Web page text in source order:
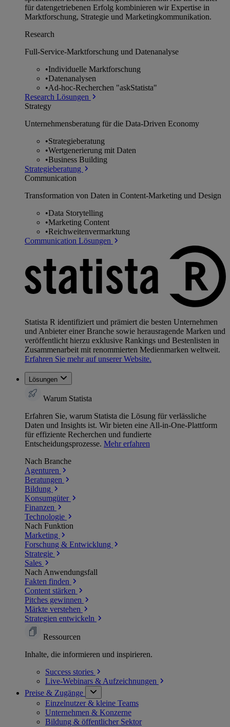
für datengetriebenen Erfolg kombinieren wir Expertise in
Marktforschung, Strategie und Marketingkommunikation.
Research
Full-Service-Marktforschung und Datenanalyse
•Individuelle Marktforschung
•Datenanalysen
•Ad-hoc-Recherchen "askStatista"
Research Lösungen
Strategy
Unternehmens­beratung für die Data-Driven Economy
•Strategieberatung
•Wertgenerierung mit Daten
•Business Building
Strategieberatung
Communication
Transformation von Daten in Content-Marketing und Design
•Data Storytelling
•Marketing Content
•Reichweitenvermarktung
Communication Lösungen
Statista R identifiziert und prämiert die besten Unternehmen
und Anbieter einer Branche sowie herausragende Marken und
veröffentlicht hierzu exklusive Rankings und Bestenlisten in
Zusammenarbeit mit renommierten Medienmarken weltweit.
Erfahren Sie mehr auf unserer Website.
Lösungen
Warum Statista
Erfahren Sie, warum Statista die Lösung für verlässliche
Daten und Insights ist. Wir bieten eine All-in-One-Plattform
für effiziente Recherchen und fundierte
Entscheidungsprozesse. Mehr erfahren
Nach Branche
Agenturen
Beratungen
Bildung
Konsumgüter
Finanzen
Technologie
Nach Funktion
Marketing
Forschung & Entwicklung
Strategie
Sales
Nach Anwendungsfall
Fakten finden
Content stärken
Pitches gewinnen
Märkte verstehen
Strategien entwickeln
Ressourcen
Inhalte, die informieren und inspirieren.
Success stories
Live-Webinars & Aufzeichnungen
Preise & Zugänge
Einzelnutzer & kleine Teams
Unternehmen & Konzerne
Bildung & öffentlicher Sektor